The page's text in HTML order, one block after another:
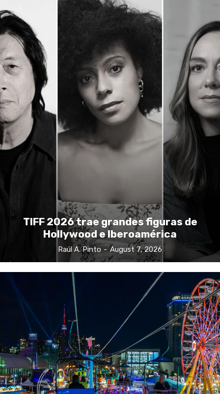
TIFF 2026 trae grandes figuras de
Hollywood e Iberoamérica
Raúl A. Pinto - August 7, 2026